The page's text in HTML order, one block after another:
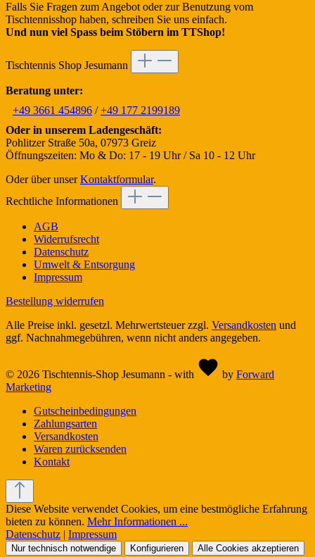
Falls Sie Fragen zum Angebot oder zur Benutzung vom
Tischtennisshop haben, schreiben Sie uns einfach.
Und nun viel Spass beim Stöbern im TTShop!
Tischtennis Shop Jesumann
Beratung unter:
+49 3661 454896 /+49 177 2199189
Oder in unserem Ladengeschäft:
Pohlitzer Straße 50a, 07973 Greiz
Öffnungszeiten: Mo & Do: 17 - 19 Uhr / Sa 10 - 12 Uhr
Oder über unserKontaktformular.
Rechtliche Informationen
AGB
Widerrufsrecht
Datenschutz
Umwelt & Entsorgung
Impressum
Bestellung widerrufen
Alle Preise inkl. gesetzl. Mehrwertsteuer zzgl. Versandkosten und
ggf. Nachnahmegebühren, wenn nicht anders angegeben.
© 2026 Tischtennis-Shop Jesumann - with by Forward
Marketing
Gutscheinbedingungen
Zahlungsarten
Versandkosten
Waren zurücksenden
Kontakt
Diese Website verwendet Cookies, um eine bestmögliche Erfahrung
bieten zu können. Mehr Informationen ...
Datenschutz | Impressum
Nur technisch notwendige Konfigurieren Alle Cookies akzeptieren